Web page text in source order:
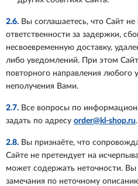
2.6. Вы соглашаетесь, что Сайт не
ответственности за задержки,
несвоевременную доставку,
либо уведомлений. При этом
повторного направления любого
неполучения Вами.
2.7. Все вопросы по
задать по адресу order@kl-shop.ru.
2.8. Вы признаёте, что
Сайте не претендует на
может содержать неточности. Вы
замечания по неточному